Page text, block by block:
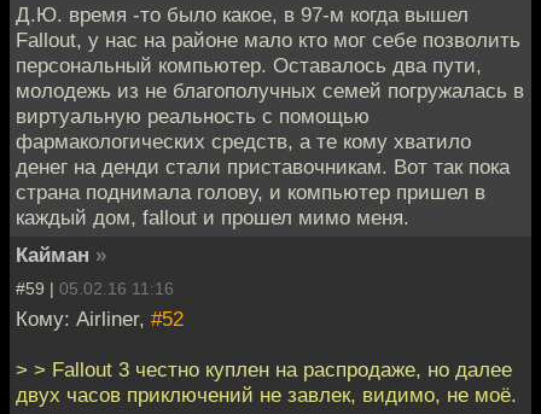
Д.Ю. время -то было какое, в 97-м когда вышел
Fallout, у нас на районе мало кто мог себе позволить
персональный компьютер. Оставалось два пути,
молодежь из не благополучных семей погружалась в
виртуальную реальность с помощью
фармакологических средств, а те кому хватило
денег на денди стали приставочникам. Вот так пока
страна поднимала голову, и компьютер пришел в
каждый дом, fallout и прошел мимо меня.
Кайман »
#59 | 05.02.16 11:16
Кому: Airliner, #52
> > Fallout 3 честно куплен на распродаже, но далее
двух часов приключений не завлек, видимо, не моё.